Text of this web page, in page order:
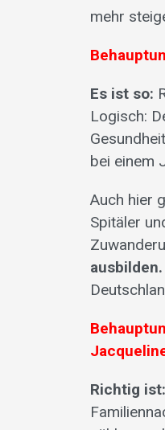
mehr
Es ist so:
Logisch:
bei einem
Auch hier
Spitäler
ausbilden.
Richtig ist: